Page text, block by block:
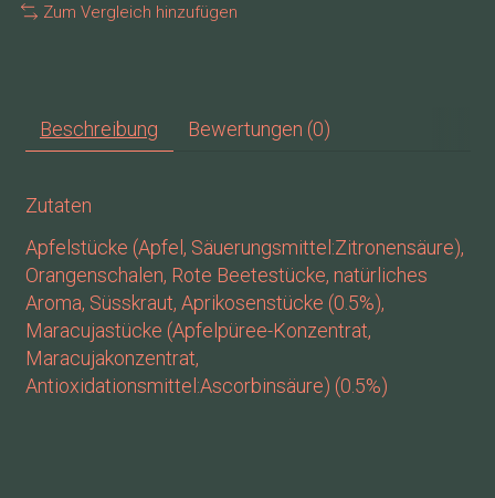
Zum Vergleich hinzufügen
Beschreibung Bewertungen (0)
Zutaten
Apfelstücke (Apfel, Säuerungsmittel:Zitronensäure),
Orangenschalen, Rote Beetestücke, natürliches
Aroma, Süsskraut, Aprikosenstücke (0.5%),
Maracujastücke (Apfelpüree-Konzentrat,
Maracujakonzentrat,
Antioxidationsmittel:Ascorbinsäure) (0.5%)